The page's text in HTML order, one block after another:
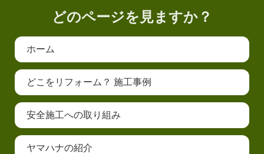
どのページを見ますか？
ホーム
どこをリフォーム？ 施工事例
安全施工への取り組み
ヤマハナの紹介